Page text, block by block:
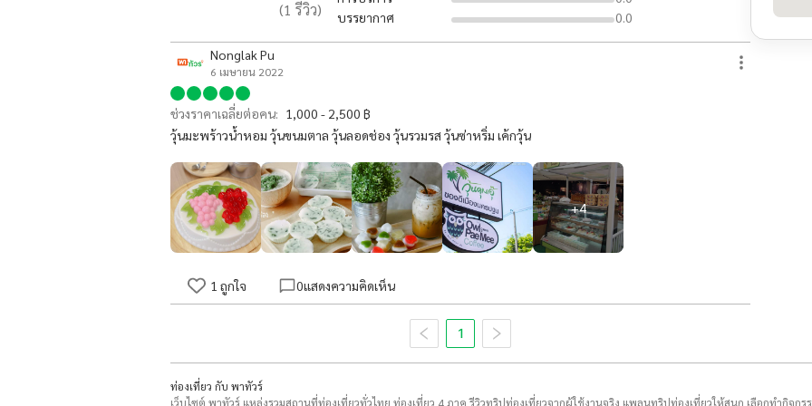
(1 รีวิว)
บรรยากาศ
0.0
Nonglak Pu
6 เมษายน 2022
ช่วงราคาเฉลี่ยต่อคน: 1,000 - 2,500 ฿
วุ้นมะพร้าวน้ำหอม วุ้นขนมตาล วุ้นลอดช่อง วุ้นรวมรส วุ้นซ่าหริ่ม เค้กวุ้น
+4
1 ถูกใจ 0แสดงความคิดเห็น
1
ท่องเที่ยว กับ พาทัวร์
เว็บไซต์ พาทัวร์ แหล่งรวมสถานที่ท่องเที่ยวทั่วไทย ท่องเที่ยว 4 ภาค รีวิวทริปท่องเที่ยวจากผู้ใช้งานจริง แพลนทริปท่องเที่ยวให้สนุก เลือกทำกิจกร